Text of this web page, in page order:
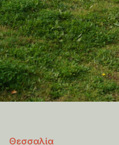
Θεσσαλία